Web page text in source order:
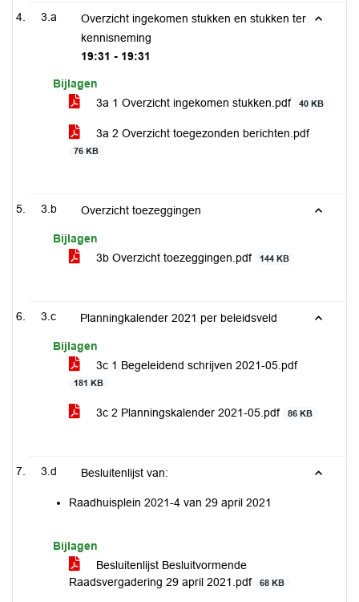
3.a
Overzicht ingekomen stukken en stukken ter
kennisneming
19:31 - 19:31
Bijlagen
3a 1 Overzicht ingekomen stukken.pdf
40 KB
3a 2 Overzicht toegezonden berichten.pdf
76 KB
3.b Overzicht toezeggingen
Bijlagen
3b Overzicht toezeggingen.pdf
144 KB
3.c Planningkalender 2021 per beleidsveld
Bijlagen
3c 1 Begeleidend schrijven 2021-05.pdf
181 KB
3c 2 Planningskalender 2021-05.pdf 86 KB
3.d Besluitenlijst van:
Raadhuisplein 2021-4 van 29 april 2021
Bijlagen
Besluitenlijst Besluitvormende
Raadsvergadering 29 april 2021.pdf
68 KB